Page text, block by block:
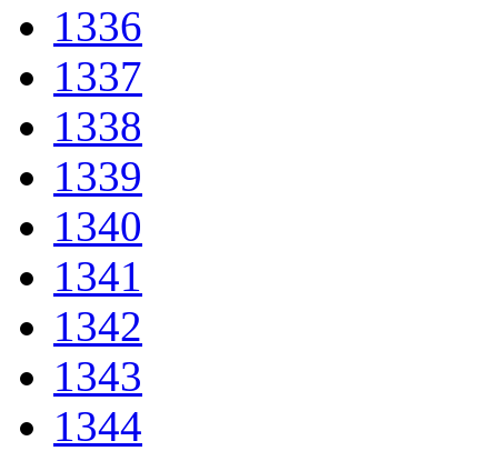
1336
1337
1338
1339
1340
1341
1342
1343
1344